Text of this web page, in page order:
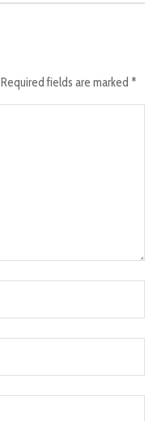
Required fields are marked *